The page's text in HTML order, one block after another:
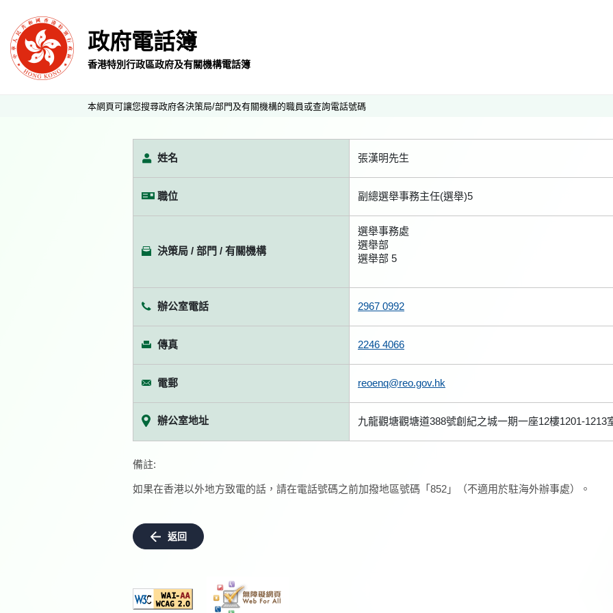
政府電話簿
香港特別行政區政府及有關機構電話簿
本網頁可讓您搜尋政府各決策局/部門及有關機構的職員或查詢電話號碼
姓名 張漢明先生
職位 副總選舉事務主任(選舉)5
決策局 / 部門 / 有關機構
選舉事務處
選舉部
選舉部 5
辦公室電話 2967 0992
傳真 2246 4066
電郵 reoenq@reo.gov.hk
辦公室地址 九龍觀塘觀塘道388號創紀之城一期一座12樓1201-1213
備註:
如果在香港以外地方致電的話，請在電話號碼之前加撥地區號碼「852」（不適用於駐海外辦事處）。
返回